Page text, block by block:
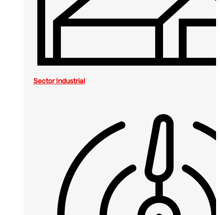
Sector Industrial